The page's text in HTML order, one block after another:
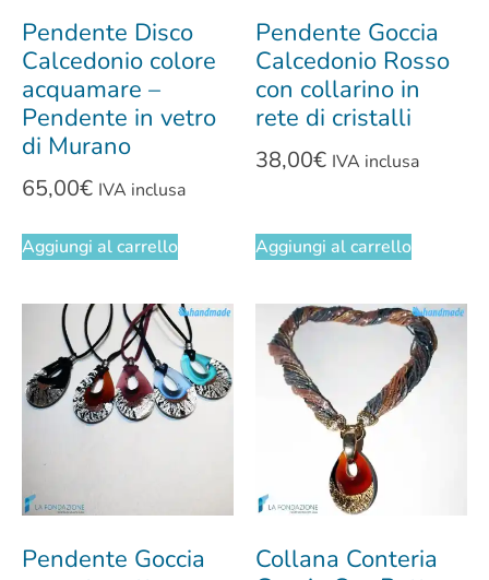
Pendente Disco
Calcedonio colore
acquamare –
Pendente in vetro
di Murano
65,00€ IVA inclusa
Aggiungi al carrello
Pendente Goccia
Calcedonio Rosso
con collarino in
rete di cristalli
38,00€ IVA inclusa
Aggiungi al carrello
Pendente Goccia
Collana Conteria